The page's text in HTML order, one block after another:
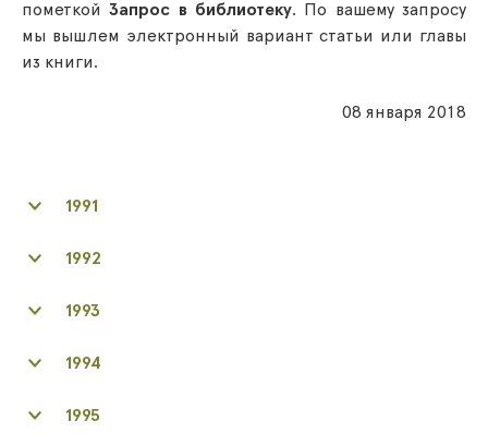
пометкойЗапрос в библиотеку. По вашему запросу
мы вышлем электронный вариант статьи или главы
из книги.
08 января 2018
1991
1992
1993​
1994
1995